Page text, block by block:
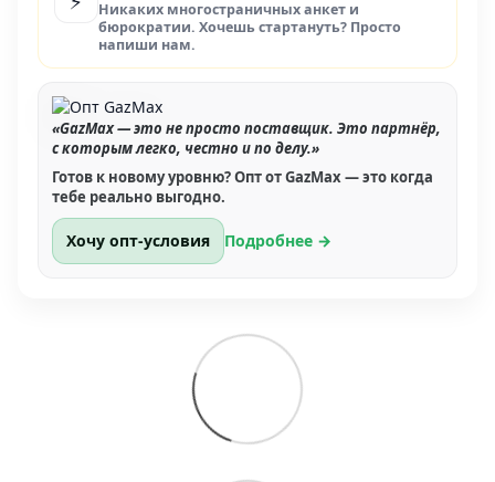
Никаких многостраничных анкет и
бюрократии. Хочешь стартануть? Просто
напиши нам.
«GazMax — это не просто поставщик. Это партнёр,
с которым легко, честно и по делу.»
Готов к новому уровню? Опт от GazMax — это когда
тебе реально выгодно.
Хочу опт-условия Подробнее →